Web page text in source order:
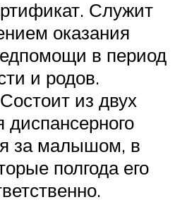
Служит
оказания
в период
и родов.
из двух
диспансерного
за малышом, в
полгода его